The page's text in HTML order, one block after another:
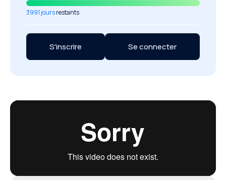
3991 joursrestants
S'inscrire Se connecter